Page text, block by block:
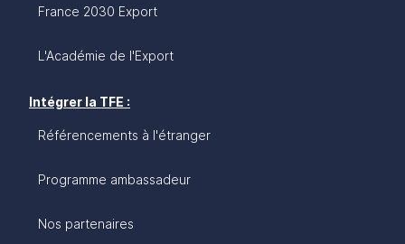
France 2030 Export
L'Académie de l'Export
Intégrer la TFE :
Référencements à l'étranger
Programme ambassadeur
Nos partenaires